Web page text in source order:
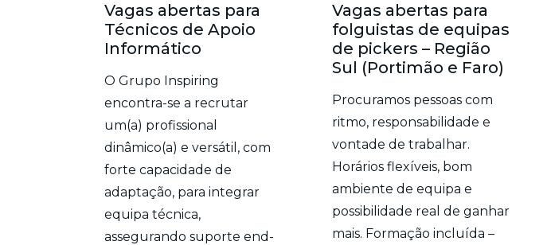
Vagas abertas para
Técnicos de Apoio
Informático
O Grupo Inspiring
encontra-se a recrutar
um(a) profissional
dinâmico(a) e versátil, com
forte capacidade de
adaptação, para integrar
equipa técnica,
assegurando suporte end-
Vagas abertas para
folguistas de equipas
de pickers – Região
Sul (Portimão e Faro)
Procuramos pessoas com
ritmo, responsabilidade e
vontade de trabalhar.
Horários flexíveis, bom
ambiente de equipa e
possibilidade real de ganhar
mais. Formação incluída –